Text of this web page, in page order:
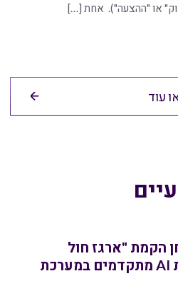
עוד
הקמת "ארגז חול
רגולטורי" לפתרונות AI מתקדמים במערכת